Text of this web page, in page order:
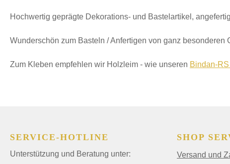
Hochwertig geprägte Dekorations- und Bastelartikel,
Wunderschön zum Basteln / Anfertigen von ganz
Zum Kleben empfehlen wir Holzleim - wie unseren Bindan-
SERVICE-HOTLINE
Unterstützung und Beratung unter:
SHOP
Versand und